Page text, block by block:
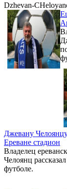
Dzhevan-
Джевану
Ереване стадион
Владелец
Челоянц
футболе.